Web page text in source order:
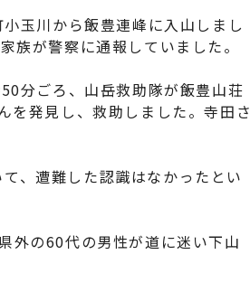
玉川から飯豊連峰に入山しまし
族が警察に通報していました。
分ごろ、山岳救助隊が飯豊山荘
を発見し、救助しました。寺田さ
、遭難した認識はなかったとい
外の60代の男性が道に迷い下山